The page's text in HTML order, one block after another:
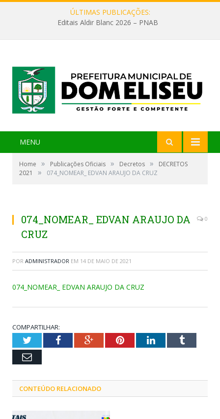
ÚLTIMAS PUBLICAÇÕES:
Editais Aldir Blanc 2026 – PNAB
MENU
Home » Publicações Oficiais » Decretos »
DECRETOS
2021
» 074_NOMEAR_ EDVAN ARAUJO DA CRUZ
074_NOMEAR_ EDVAN ARAUJO DA
CRUZ
0
POR ADMINISTRADOR EM 14 DE MAIO DE 2021
074_NOMEAR_ EDVAN ARAUJO DA CRUZ
COMPARTILHAR:
TwitterFacebookGoogle+PinterestLinkedInTumblr
Email
CONTEÚDO RELACIONADO